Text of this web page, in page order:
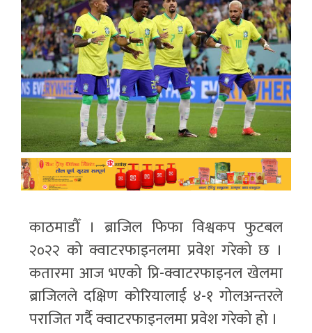
काठमाडौँ । ब्राजिल फिफा विश्वकप फुटबल
२०२२ को क्वाटरफाइनलमा प्रवेश गरेको छ ।
कतारमा आज भएको प्रि-क्वाटरफाइनल खेलमा
ब्राजिलले दक्षिण कोरियालाई ४-१ गोलअन्तरले
पराजित गर्दै क्वाटरफाइनलमा प्रवेश गरेको हो ।